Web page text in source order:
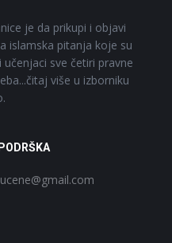
je da prikupi i objavi
islamska pitanja koje su
učenjaci sve četiri pravne
više u izborniku